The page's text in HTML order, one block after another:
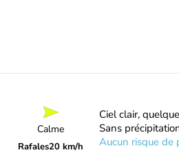
Calme
Rafales20 km/h
Ciel clair,
Sans
Aucun risque de